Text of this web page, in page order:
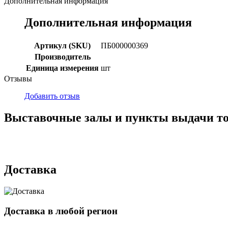
Дополнительная информация
Артикул (SKU)
ПБ000000369
Производитель
Единица измерения шт
Отзывы
Добавить отзыв
Выставочные залы и пункты выдачи
Доставка
Доставка в любой регион